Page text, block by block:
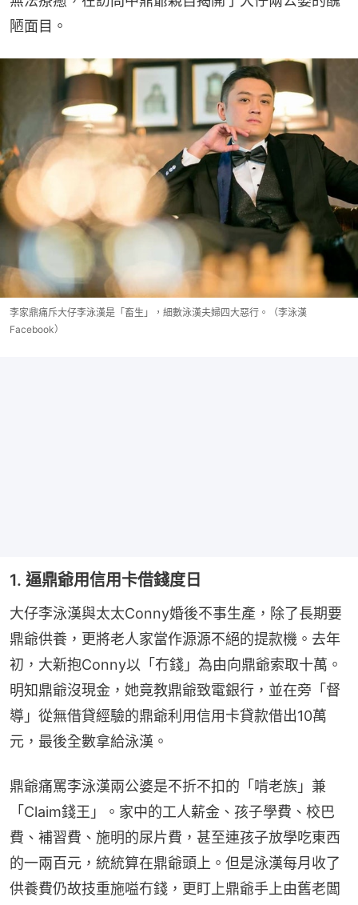
陋面目。
李家鼎痛斥大仔李泳漢是「畜生」，細數泳漢夫婦四大惡行。（李泳漢
Facebook）
1. 逼鼎爺用信用卡借錢度日
大仔李泳漢與太太Conny婚後不事生產，除了長期要
鼎爺供養，更將老人家當作源源不絕的提款機。去年
初，大新抱Conny以「冇錢」為由向鼎爺索取十萬。
明知鼎爺沒現金，她竟教鼎爺致電銀行，並在旁「督
導」從無借貸經驗的鼎爺利用信用卡貸款借出10萬
元，最後全數拿給泳漢。
鼎爺痛罵李泳漢兩公婆是不折不扣的「啃老族」兼
「Claim錢王」。家中的工人薪金、孩子學費、校巴
費、補習費、施明的尿片費，甚至連孩子放學吃東西
的一兩百元，統統算在鼎爺頭上。但是泳漢每月收了
供養費仍故技重施嗌冇錢，更盯上鼎爺手上由舊老闆